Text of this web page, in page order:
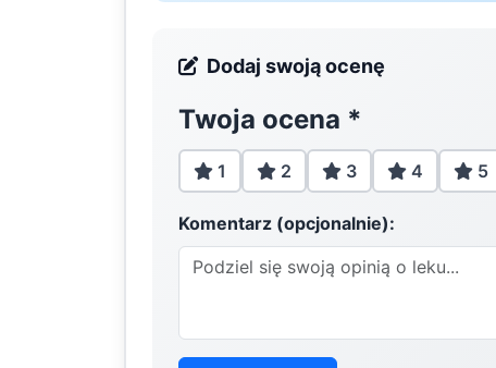
Dodaj swoją ocenę
Twoja ocena *
1 2 3 4 5
Komentarz (opcjonalnie):